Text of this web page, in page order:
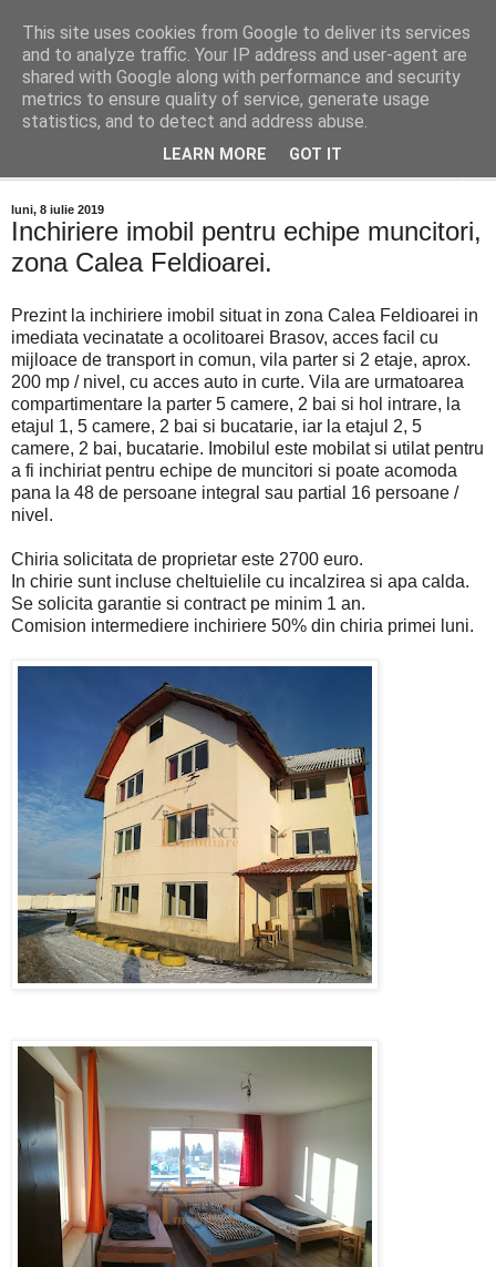
Distinct Imobiliare
Adrian Cocis 0742 129 909 ; Vasile Baciu 0768 440 185
luni, 8 iulie 2019
Inchiriere imobil pentru echipe muncitori,
zona Calea Feldioarei.
Prezint la inchiriere imobil situat in zona Calea Feldioarei in
imediata vecinatate a ocolitoarei Brasov, acces facil cu
mijloace de transport in comun, vila parter si 2 etaje, aprox.
200 mp / nivel, cu acces auto in curte. Vila are urmatoarea
compartimentare la parter 5 camere, 2 bai si hol intrare, la
etajul 1, 5 camere, 2 bai si bucatarie, iar la etajul 2, 5
camere, 2 bai, bucatarie. Imobilul este mobilat si utilat pentru
a fi inchiriat pentru echipe de muncitori si poate acomoda
pana la 48 de persoane integral sau partial 16 persoane /
nivel.
Chiria solicitata de proprietar este 2700 euro.
In chirie sunt incluse cheltuielile cu incalzirea si apa calda.
Se solicita garantie si contract pe minim 1 an.
Comision intermediere inchiriere 50% din chiria primei luni.
This site uses cookies from Google to deliver its services
and to analyze traffic. Your IP address and user-agent are
shared with Google along with performance and security
metrics to ensure quality of service, generate usage
statistics, and to detect and address abuse.
LEARN MORE GOT IT